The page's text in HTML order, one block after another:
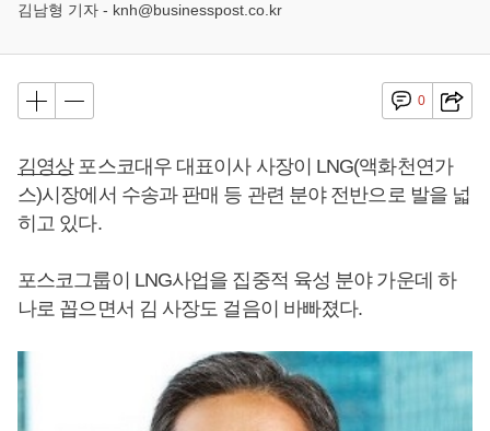
김남형 기자 - knh@businesspost.co.kr
0
김영상포스코대우 대표이사 사장이 LNG(액화천연가
스)시장에서 수송과 판매 등 관련 분야 전반으로 발을 넓
히고 있다.
포스코그룹이 LNG사업을 집중적 육성 분야 가운데 하
나로 꼽으면서 김 사장도 걸음이 바빠졌다.